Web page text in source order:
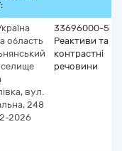
область
вул.
248
2026
33696000-5
Реактиви та
контрастні
речовини